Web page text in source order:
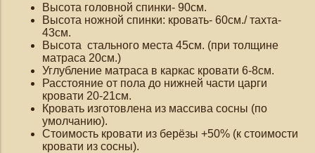
Высота головной спинки- 90см.
Высота ножной спинки: кровать- 60см./ тахта-
43см.
Высота стального места 45см. (при толщине
матраса 20см.)
Углубление матраса в каркас кровати 6-8см.
Расстояние от пола до нижней части царги
кровати 20-21см.
Кровать изготовлена из массива сосны (по
умолчанию).
Стоимость кровати из берёзы +50% (к стоимости
кровати из сосны).